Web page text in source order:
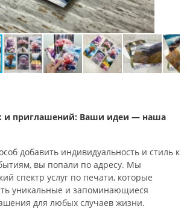
и приглашений: Ваши идеи — наша
добавить индивидуальность и стиль к
вы попали по адресу. Мы
спектр услуг по печати, которые
уникальные и запоминающиеся
для любых случаев жизни.